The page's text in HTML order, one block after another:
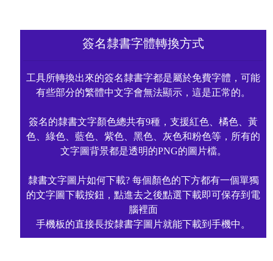
簽名隸書字體轉換方式
工具所轉換出來的簽名隸書字都是屬於免費字體，可能
有些部分的繁體中文字會無法顯示，這是正常的。
簽名的隸書文字顏色總共有9種，支援紅色、橘色、黃
色、綠色、藍色、紫色、黑色、灰色和粉色等，所有的
文字圖背景都是透明的PNG的圖片檔。
隸書文字圖片如何下載? 每個顏色的下方都有一個單獨
的文字圖下載按鈕，點進去之後點選下載即可保存到電
腦裡面
手機板的直接長按隸書字圖片就能下載到手機中。